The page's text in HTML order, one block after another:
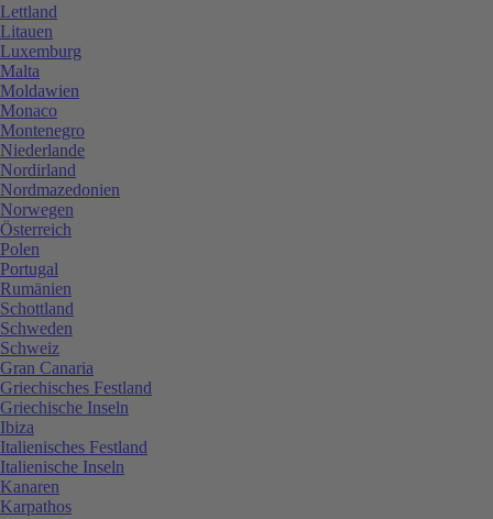
Lettland
Litauen
Luxemburg
Malta
Moldawien
Monaco
Montenegro
Niederlande
Nordirland
Nordmazedonien
Norwegen
Österreich
Polen
Portugal
Rumänien
Schottland
Schweden
Schweiz
Gran Canaria
Griechisches Festland
Griechische Inseln
Ibiza
Italienisches Festland
Italienische Inseln
Kanaren
Karpathos